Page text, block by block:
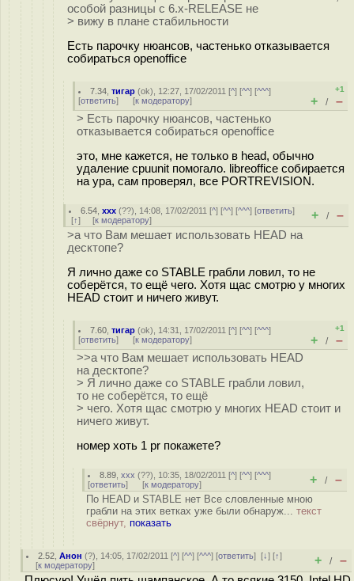
особой разницы с 6.х-RELEASE не
> вижу в плане стабильности
Есть парочку нюансов, частенько отказывается
собираться openoffice
7.34 ,тигар (ok), 12:27, 17/02/2011 [^] [^^] [^^^]
[ответить] [к модератору]
+1
+ / –
> Есть парочку нюансов, частенько
отказывается собираться openoffice
это, мне кажется, не только в head, обычно
удаление cpuunit помогало. libreoffice собирается
на ура, сам проверял, все PORTREVISION.
6.54 ,xxx (??), 14:08, 17/02/2011 [^] [^^] [^^^] [ответить]
[↑] [к модератору] + / –
>а что Вам мешает использовать HEAD на
десктопе?
Я лично даже со STABLE грабли ловил, то не
соберётся, то ещё чего. Хотя щас смотрю у многих
HEAD стоит и ничего живут.
7.60 ,тигар (ok), 14:31, 17/02/2011 [^] [^^] [^^^]
[ответить] [к модератору]
+1
+ / –
>>а что Вам мешает использовать HEAD
на десктопе?
> Я лично даже со STABLE грабли ловил,
то не соберётся, то ещё
> чего. Хотя щас смотрю у многих HEAD стоит и
ничего живут.
номер хоть 1 pr покажете?
8.89 ,xxx (??), 10:35, 18/02/2011 [^] [^^] [^^^]
[ответить] [к модератору] + / –
По HEAD и STABLE нет Все словленные мною
грабли на этих ветках уже были обнаруж... текст
свёрнут, показать
2.52 ,Анон (?), 14:05, 17/02/2011 [^] [^^] [^^^] [ответить][↓] [↑]
[к модератору] + / –